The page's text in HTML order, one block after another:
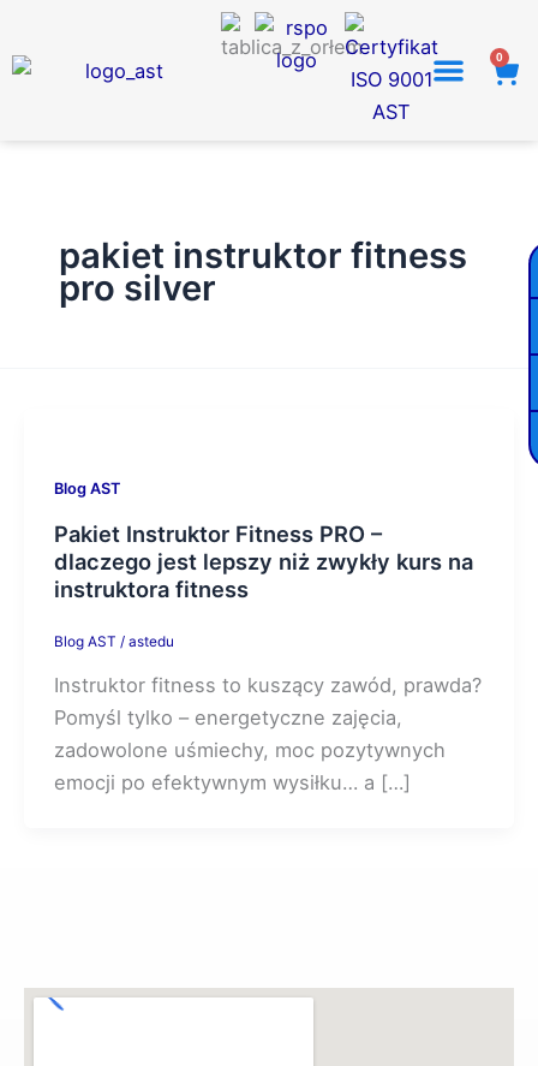
treści
0
pakiet instruktor fitness
pro silver
Blog AST
Pakiet Instruktor Fitness PRO –
dlaczego jest lepszy niż zwykły kurs na
instruktora fitness
Blog AST / astedu
Instruktor fitness to kuszący zawód, prawda?
Pomyśl tylko – energetyczne zajęcia,
zadowolone uśmiechy, moc pozytywnych
emocji po efektywnym wysiłku… a […]